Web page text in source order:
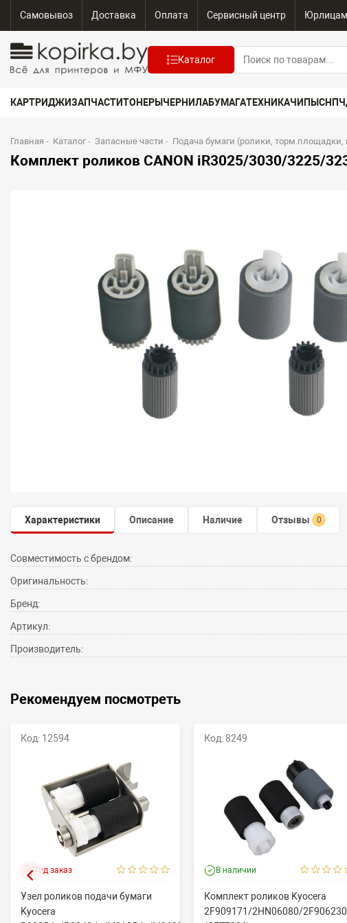
Самовывоз Доставка Оплата Сервисный центр Юрлицам
Каталог
КАРТРИДЖИЗАПЧАСТИТОНЕРЫ ЧЕРНИЛАБУМАГАТЕХНИКАЧИПЫСНПЧ
Главная - Каталог - Запасные части - Подача бумаги (ролики,
Комплект роликов CANON iR3025/3030/3225/
Характеристики Описание Наличие Отзывы 0
Совместимость с брендом:
Оригинальность:
Бренд:
Артикул:
Производитель:
Рекомендуем посмотреть
Код: 12594
Под заказ
Узел роликов подачи бумаги
Kyocera
Код: 8249
В наличии
Комплект роликов Kyocera
2F909171/2HN06080/2F906230